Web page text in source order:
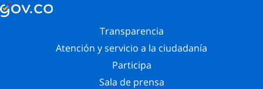
Transparencia
Atención y servicio a la ciudadanía
Participa
Sala de prensa